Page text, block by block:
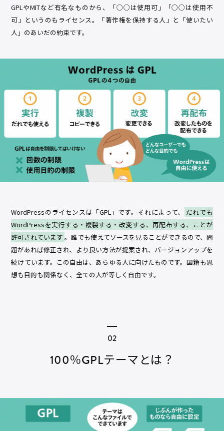
GPLやMITなど有名なものから、「○○は使用可」「○○は使用不
可」というのもライセンス。「著作権を保持する人」と「使いたい
人」のあいだの約束です。
WordPressのライセンスは「GPL」です。それによって、
だれでも
WordPressを実行する・複製する・改変する、再配布する、ことが
許可されています 。誰でも使えてソースを見ることができるので、問
題があれば修正され、より良い方法が提案され、バージョンアップを
続けています。この自由は、あらゆる人に向けたものです。国籍も思
想も目的も関係なく、全ての人が等しく自由です。
100％GPLテーマとは？